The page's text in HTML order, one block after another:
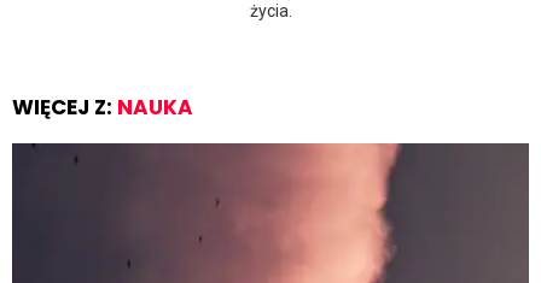
życia.
WIĘCEJ Z: NAUKA